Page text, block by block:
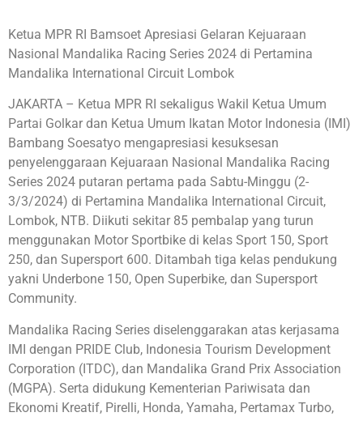
Ketua MPR RI Bamsoet Apresiasi Gelaran Kejuaraan
Nasional Mandalika Racing Series 2024 di Pertamina
Mandalika International Circuit Lombok
JAKARTA – Ketua MPR RI sekaligus Wakil Ketua Umum
Partai Golkar dan Ketua Umum Ikatan Motor Indonesia (IMI)
Bambang Soesatyo mengapresiasi kesuksesan
penyelenggaraan Kejuaraan Nasional Mandalika Racing
Series 2024 putaran pertama pada Sabtu-Minggu (2-
3/3/2024) di Pertamina Mandalika International Circuit,
Lombok, NTB. Diikuti sekitar 85 pembalap yang turun
menggunakan Motor Sportbike di kelas Sport 150, Sport
250, dan Supersport 600. Ditambah tiga kelas pendukung
yakni Underbone 150, Open Superbike, dan Supersport
Community.
Mandalika Racing Series diselenggarakan atas kerjasama
IMI dengan PRIDE Club, Indonesia Tourism Development
Corporation (ITDC), dan Mandalika Grand Prix Association
(MGPA). Serta didukung Kementerian Pariwisata dan
Ekonomi Kreatif, Pirelli, Honda, Yamaha, Pertamax Turbo,